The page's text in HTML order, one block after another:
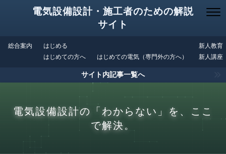
電気設備設計・施工者のための解説
サイト
総合案内
はじめる
はじめての方へ
はじめての電気（専門外の方へ）
新人教育
新人講座
サイト内記事一覧へ
電気設備設計の「わからない」を、ここ
で解決。